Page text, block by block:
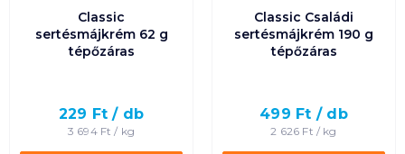
Classic
sertésmájkrém 62 g
tépőzáras
229 Ft / db
3 694Ft / kg
Classic Családi
sertésmájkrém 190 g
tépőzáras
499 Ft / db
2 626 Ft / kg